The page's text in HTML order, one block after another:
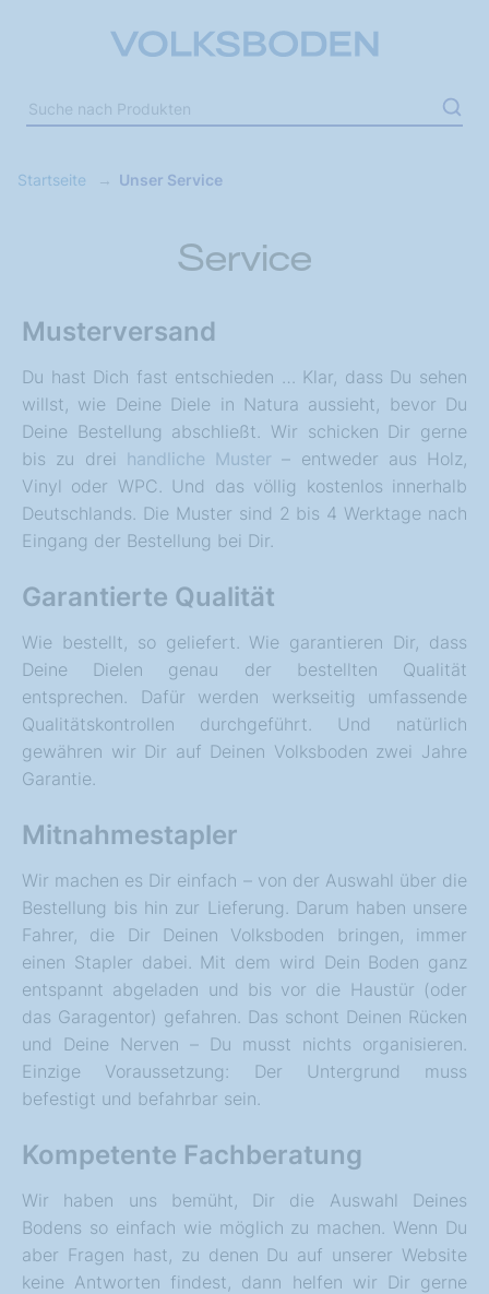
Startseite Unser Service
Service
Musterversand
Du hast Dich fast entschieden … Klar, dass Du sehen
willst, wie Deine Diele in Natura aussieht, bevor Du
Deine Bestellung abschließt. Wir schicken Dir gerne
bis zu drei handliche Muster – entweder aus Holz,
Vinyl oder WPC. Und das völlig kostenlos innerhalb
Deutschlands. Die Muster sind 2 bis 4 Werktage nach
Eingang der Bestellung bei Dir.
Garantierte Qualität
Wie bestellt, so geliefert. Wie garantieren Dir, dass
Deine Dielen genau der bestellten Qualität
entsprechen. Dafür werden werkseitig umfassende
Qualitätskontrollen durchgeführt. Und natürlich
gewähren wir Dir auf Deinen Volksboden zwei Jahre
Garantie.
Mitnahmestapler
Wir machen es Dir einfach – von der Auswahl über die
Bestellung bis hin zur Lieferung. Darum haben unsere
Fahrer, die Dir Deinen Volksboden bringen, immer
einen Stapler dabei. Mit dem wird Dein Boden ganz
entspannt abgeladen und bis vor die Haustür (oder
das Garagentor) gefahren. Das schont Deinen Rücken
und Deine Nerven – Du musst nichts organisieren.
Einzige Voraussetzung: Der Untergrund muss
befestigt und befahrbar sein.
Kompetente Fachberatung
Wir haben uns bemüht, Dir die Auswahl Deines
Bodens so einfach wie möglich zu machen. Wenn Du
aber Fragen hast, zu denen Du auf unserer Website
keine Antworten findest, dann helfen wir Dir gerne